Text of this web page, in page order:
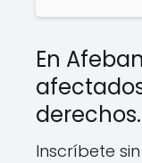
En
derechos.
Inscríbete